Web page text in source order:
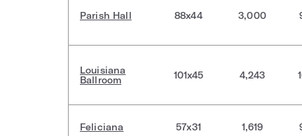
Parish Hall 88x44 3,000
Louisiana
Ballroom
101x45 4,243
Feliciana 57x31 1,619